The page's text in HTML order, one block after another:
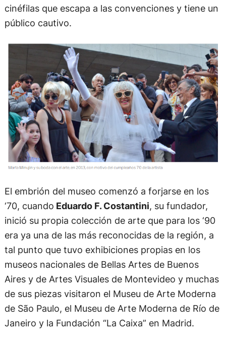
cinéfilas que escapa a las convenciones y tiene un
público cautivo.
El embrión del museo comenzó a forjarse en los
‘70, cuando Eduardo F. Costantini, su fundador,
inició su propia colección de arte que para los ‘90
era ya una de las más reconocidas de la región, a
tal punto que tuvo exhibiciones propias en los
museos nacionales de Bellas Artes de Buenos
Aires y de Artes Visuales de Montevideo y muchas
de sus piezas visitaron el Museu de Arte Moderna
de São Paulo, el Museu de Arte Moderna de Río de
Janeiro y la Fundación “La Caixa” en Madrid.